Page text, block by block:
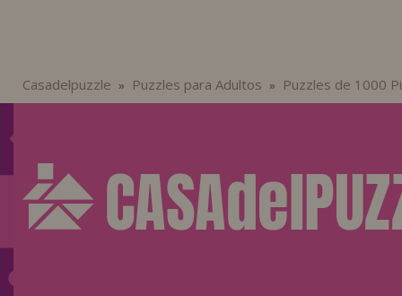
Casadelpuzzle » Puzzles para Adultos » Puzzles de 1000